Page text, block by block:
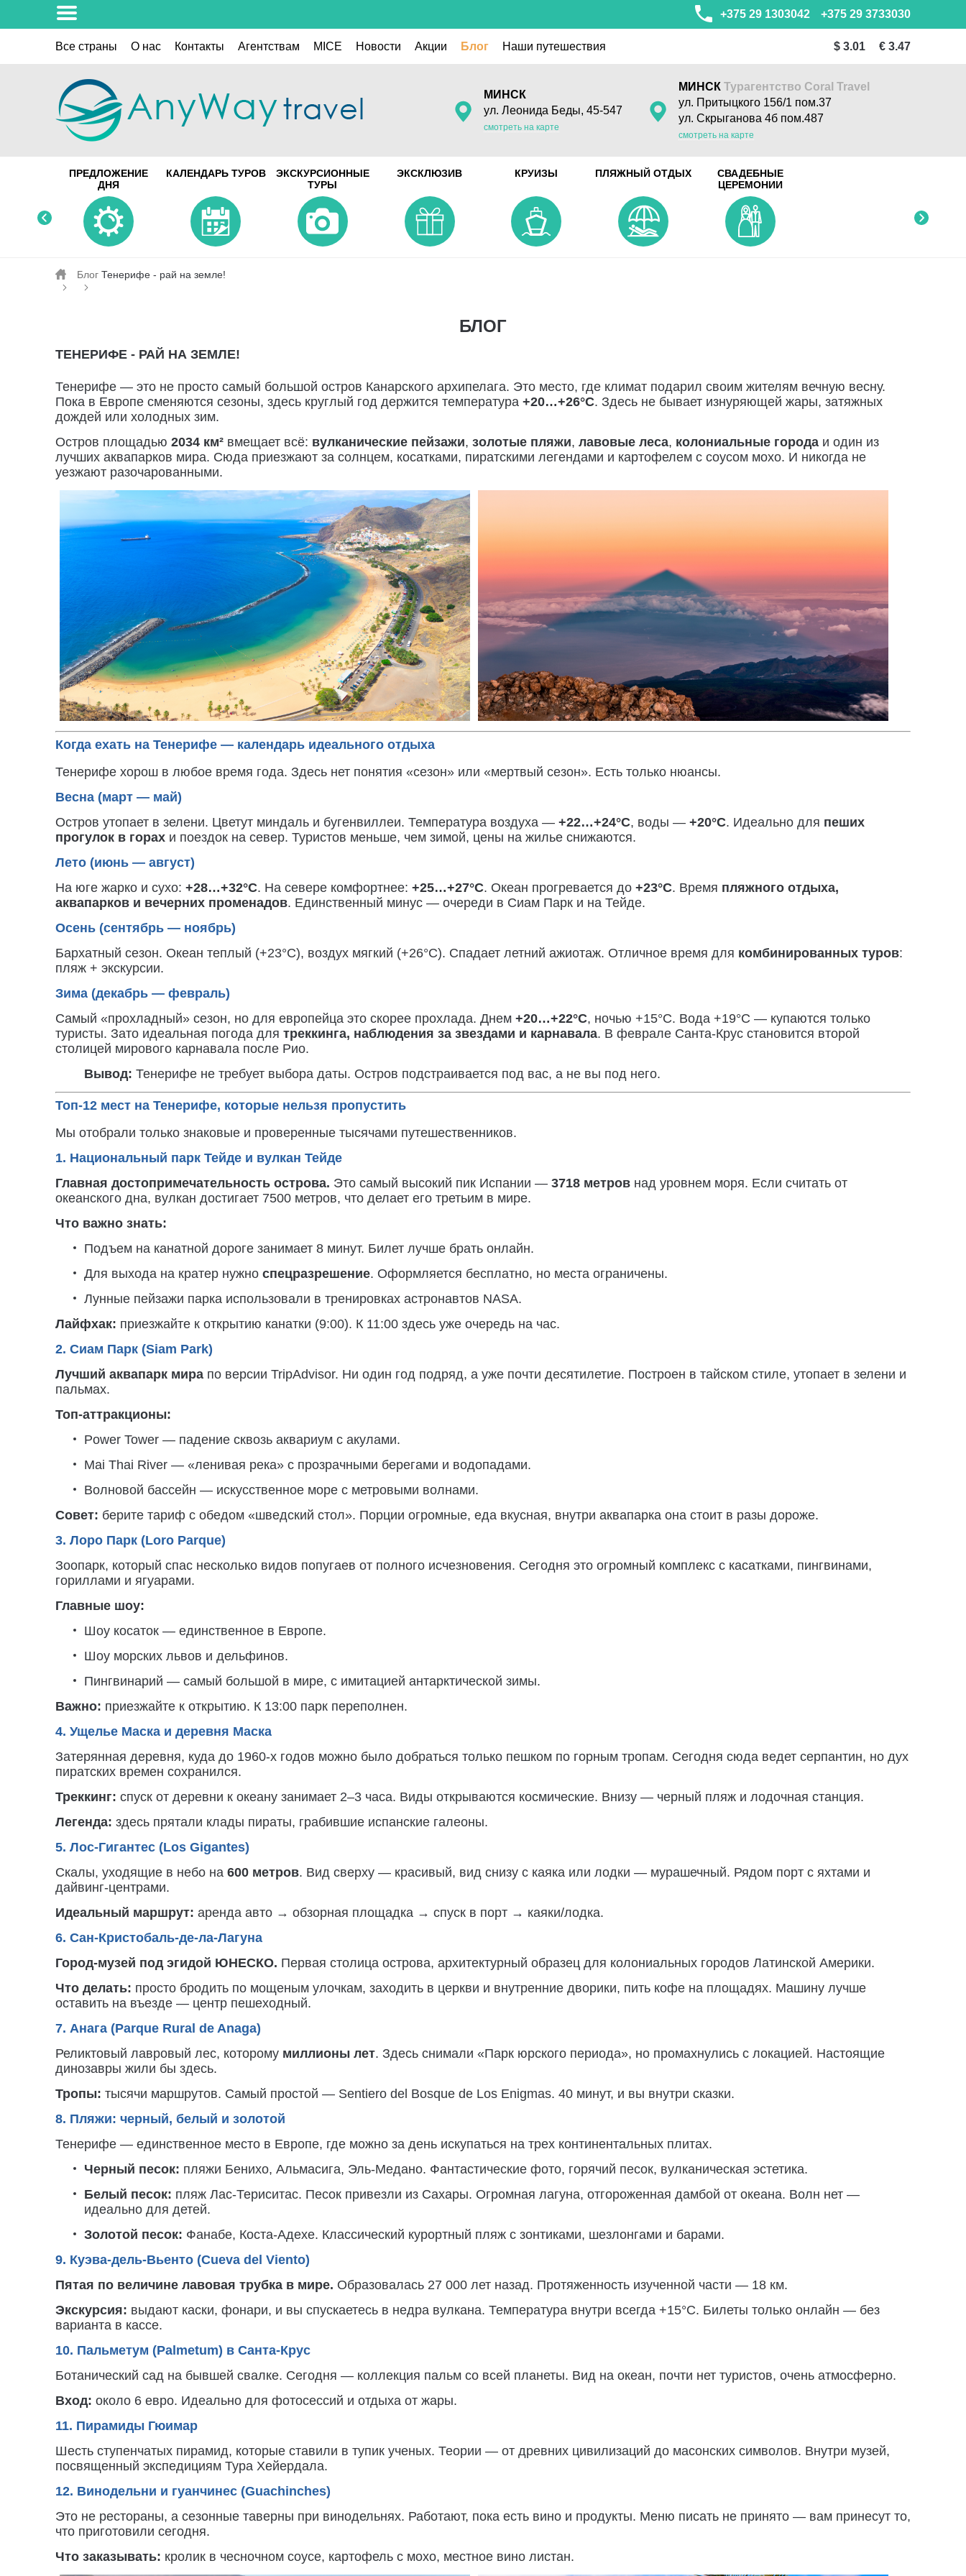
+375 29 3733030
+375 29 1303042
Все страны О нас Контакты Aгентствам MICE Новости Акции Блог Наши путешествия $ 3.01 € 3.47
МИНСК
ул. Леонида Беды, 45-547
смотреть на карте
МИНСК Турагентство Coral Travel
ул. Притыцкого 156/1 пом.37
ул. Скрыганова 4б пом.487
смотреть на карте
ПРЕДЛОЖЕНИЕ
ДНЯ
КАЛЕНДАРЬ ТУРОВ
ЭКСКУРСИОННЫЕ
ТУРЫ
ЭКСКЛЮЗИВ КРУИЗЫ ПЛЯЖНЫЙ ОТДЫХ
СВАДЕБНЫЕ
ЦЕРЕМОНИИ
Блог Тенерифе - рай на земле!
БЛОГ
ТЕНЕРИФЕ - РАЙ НА ЗЕМЛЕ!
Тенерифе — это не просто самый большой остров Канарского архипелага. Это место, где климат подарил своим жителям вечную весну.
Пока в Европе сменяются сезоны, здесь круглый год держится температура +20…+26°C. Здесь не бывает изнуряющей жары, затяжных
дождей или холодных зим.
Остров площадью 2034 км² вмещает всё: вулканические пейзажи, золотые пляжи, лавовые леса, колониальные города и один из
лучших аквапарков мира. Сюда приезжают за солнцем, косатками, пиратскими легендами и картофелем с соусом мохо. И никогда не
уезжают разочарованными.
Когда ехать на Тенерифе — календарь идеального отдыха
Тенерифе хорош в любое время года. Здесь нет понятия «сезон» или «мертвый сезон». Есть только нюансы.
Весна (март — май)
Остров утопает в зелени. Цветут миндаль и бугенвиллеи. Температура воздуха — +22…+24°C, воды — +20°C. Идеально для пеших
прогулок в горах и поездок на север. Туристов меньше, чем зимой, цены на жилье снижаются.
Лето (июнь — август)
На юге жарко и сухо: +28…+32°C. На севере комфортнее: +25…+27°C. Океан прогревается до +23°C. Время пляжного отдыха,
аквапарков и вечерних променадов. Единственный минус — очереди в Сиам Парк и на Тейде.
Осень (сентябрь — ноябрь)
Бархатный сезон. Океан теплый (+23°C), воздух мягкий (+26°C). Спадает летний ажиотаж. Отличное время для комбинированных туров:
пляж + экскурсии.
Зима (декабрь — февраль)
Самый «прохладный» сезон, но для европейца это скорее прохлада. Днем +20…+22°C, ночью +15°C. Вода +19°C — купаются только
туристы. Зато идеальная погода для треккинга, наблюдения за звездами и карнавала. В феврале Санта-Крус становится второй
столицей мирового карнавала после Рио.
Вывод: Тенерифе не требует выбора даты. Остров подстраивается под вас, а не вы под него.
Топ-12 мест на Тенерифе, которые нельзя пропустить
Мы отобрали только знаковые и проверенные тысячами путешественников.
1. Национальный парк Тейде и вулкан Тейде
Главная достопримечательность острова. Это самый высокий пик Испании — 3718 метров над уровнем моря. Если считать от
океанского дна, вулкан достигает 7500 метров, что делает его третьим в мире.
Что важно знать:
Подъем на канатной дороге занимает 8 минут. Билет лучше брать онлайн.
Для выхода на кратер нужно спецразрешение. Оформляется бесплатно, но места ограничены.
Лунные пейзажи парка использовали в тренировках астронавтов NASA.
Лайфхак: приезжайте к открытию канатки (9:00). К 11:00 здесь уже очередь на час.
2. Сиам Парк (Siam Park)
Лучший аквапарк мира по версии TripAdvisor. Ни один год подряд, а уже почти десятилетие. Построен в тайском стиле, утопает в зелени и
пальмах.
Топ-аттракционы:
Power Tower — падение сквозь аквариум с акулами.
Mai Thai River — «ленивая река» с прозрачными берегами и водопадами.
Волновой бассейн — искусственное море с метровыми волнами.
Совет: берите тариф с обедом «шведский стол». Порции огромные, еда вкусная, внутри аквапарка она стоит в разы дороже.
3. Лоро Парк (Loro Parque)
Зоопарк, который спас несколько видов попугаев от полного исчезновения. Сегодня это огромный комплекс с касатками, пингвинами,
гориллами и ягуарами.
Главные шоу:
Шоу косаток — единственное в Европе.
Шоу морских львов и дельфинов.
Пингвинарий — самый большой в мире, с имитацией антарктической зимы.
Важно: приезжайте к открытию. К 13:00 парк переполнен.
4. Ущелье Маска и деревня Маска
Затерянная деревня, куда до 1960-х годов можно было добраться только пешком по горным тропам. Сегодня сюда ведет серпантин, но дух
пиратских времен сохранился.
Треккинг: спуск от деревни к океану занимает 2–3 часа. Виды открываются космические. Внизу — черный пляж и лодочная станция.
Легенда: здесь прятали клады пираты, грабившие испанские галеоны.
5. Лос-Гигантес (Los Gigantes)
Скалы, уходящие в небо на 600 метров. Вид сверху — красивый, вид снизу с каяка или лодки — мурашечный. Рядом порт с яхтами и
дайвинг-центрами.
Идеальный маршрут: аренда авто → обзорная площадка → спуск в порт → каяки/лодка.
6. Сан-Кристобаль-де-ла-Лагуна
Город-музей под эгидой ЮНЕСКО. Первая столица острова, архитектурный образец для колониальных городов Латинской Америки.
Что делать: просто бродить по мощеным улочкам, заходить в церкви и внутренние дворики, пить кофе на площадях. Машину лучше
оставить на въезде — центр пешеходный.
7. Анага (Parque Rural de Anaga)
Реликтовый лавровый лес, которому миллионы лет. Здесь снимали «Парк юрского периода», но промахнулись с локацией. Настоящие
динозавры жили бы здесь.
Тропы: тысячи маршрутов. Самый простой — Sentiero del Bosque de Los Enigmas. 40 минут, и вы внутри сказки.
8. Пляжи: черный, белый и золотой
Тенерифе — единственное место в Европе, где можно за день искупаться на трех континентальных плитах.
Черный песок: пляжи Бенихо, Альмасига, Эль-Медано. Фантастические фото, горячий песок, вулканическая эстетика.
Белый песок: пляж Лас-Териситас. Песок привезли из Сахары. Огромная лагуна, отгороженная дамбой от океана. Волн нет —
идеально для детей.
Золотой песок: Фанабе, Коста-Адехе. Классический курортный пляж с зонтиками, шезлонгами и барами.
9. Куэва-дель-Вьенто (Cueva del Viento)
Пятая по величине лавовая трубка в мире. Образовалась 27 000 лет назад. Протяженность изученной части — 18 км.
Экскурсия: выдают каски, фонари, и вы спускаетесь в недра вулкана. Температура внутри всегда +15°C. Билеты только онлайн — без
варианта в кассе.
10. Пальметум (Palmetum) в Санта-Крус
Ботанический сад на бывшей свалке. Сегодня — коллекция пальм со всей планеты. Вид на океан, почти нет туристов, очень атмосферно.
Вход: около 6 евро. Идеально для фотосессий и отдыха от жары.
11. Пирамиды Гюимар
Шесть ступенчатых пирамид, которые ставили в тупик ученых. Теории — от древних цивилизаций до масонских символов. Внутри музей,
посвященный экспедициям Тура Хейердала.
12. Винодельни и гуанчинес (Guachinches)
Это не рестораны, а сезонные таверны при винодельнях. Работают, пока есть вино и продукты. Меню писать не принято — вам принесут то,
что приготовили сегодня.
Что заказывать: кролик в чесночном соусе, картофель с мохо, местное вино листан.